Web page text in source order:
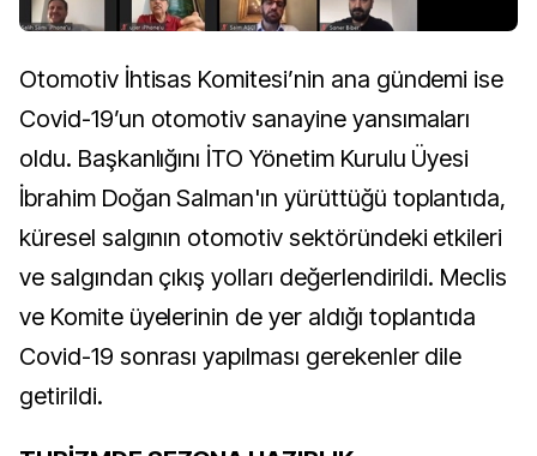
Otomotiv İhtisas Komitesi’nin ana gündemi ise
Covid-19’un otomotiv sanayine yansımaları
oldu. Başkanlığını İTO Yönetim Kurulu Üyesi
İbrahim Doğan Salman'ın yürüttüğü toplantıda,
küresel salgının otomotiv sektöründeki etkileri
ve salgından çıkış yolları değerlendirildi. Meclis
ve Komite üyelerinin de yer aldığı toplantıda
Covid-19 sonrası yapılması gerekenler dile
getirildi.